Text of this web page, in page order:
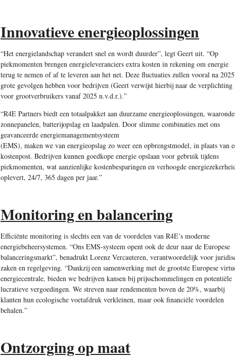
Innovatieve energieoplossingen
“Het energielandschap verandert snel en wordt duurder”, legt Geert uit. “Op
piekmomenten brengen energieleveranciers extra kosten in rekening om energie
terug te nemen of af te leveren aan het net. Deze fluctuaties zullen vooral na 2025
grote gevolgen hebben voor bedrijven (Geert verwijst hierbij naar de verplichting
voor grootverbruikers vanaf 2025 n.v.d.r.).”
“R4E Partners biedt een totaalpakket aan duurzame energieoplossingen,
zonnepanelen, batterijopslag en laadpalen. Door slimme combinaties met ons
geavanceerde energiemanagementsysteem
(EMS), maken we van energieopslag zo weer een opbrengstmodel, in plaats van
kostenpost. Bedrijven kunnen goedkope energie opslaan voor gebruik tijdens
piekmomenten, wat aanzienlijke kostenbesparingen en verhoogde
oplevert, 24/7, 365 dagen per jaar.”
Monitoring en balancering
Efficiënte monitoring is slechts een van de voordelen van R4E’s moderne
energiebeheersystemen. “Ons EMS-systeem opent ook de deur naar de Europese
balanceringsmarkt”, benadrukt Lorenz Vercauteren, verantwoordelijk voor
zaken en regelgeving. “Dankzij een samenwerking met de grootste Europese
energiecentrale, bieden we bedrijven kansen bij prijsschommelingen en potentiële
lucratieve vergoedingen. We streven naar rendementen boven de 20%, waarbij
klanten hun ecologische voetafdruk verkleinen, maar ook financiële voordelen
behalen.”
Ontzorging op maat